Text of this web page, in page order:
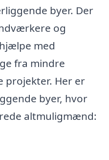
byer. Der
og
med
fra mindre
projekter. Her er
byer, hvor
altmuligmænd: